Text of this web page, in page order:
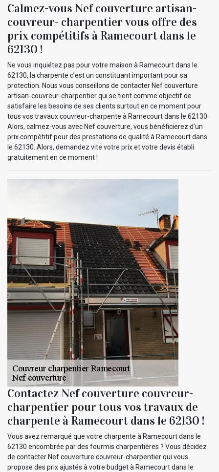
Calmez-vous Nef couverture artisan-
couvreur- charpentier vous offre des
prix compétitifs à Ramecourt dans le
62130 !
Ne vous inquiétez pas pour votre maison à Ramecourt dans le
62130, la charpente c’est un constituant important pour sa
protection. Nous vous conseillons de contacter Nef couverture
artisan-couvreur-charpentier qui se tient comme objectif de
satisfaire les besoins de ses clients surtout en ce moment pour
tous vos travaux couvreur-charpente à Ramecourt dans le 62130.
Alors, calmez-vous avec Nef couverture, vous bénéficierez d’un
prix compétitif pour des prestations de qualité à Ramecourt dans
le 62130. Alors, demandez vite votre prix et votre devis établi
gratuitement en ce moment !
Contactez Nef couverture couvreur-
charpentier pour tous vos travaux de
charpente à Ramecourt dans le 62130 !
Vous avez remarqué que votre charpente à Ramecourt dans le
62130 encombrée par des fourmis charpentières ? Vous décidez
de contacter Nef couverture couvreur-charpentier qui vous
propose des prix ajustés à votre budget à Ramecourt dans le